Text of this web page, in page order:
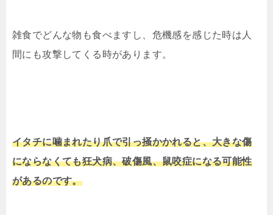
雑食でどんな物も食べますし、危機感を感じた時は人
間にも攻撃してくる時があります。
イタチに噛まれたり爪で引っ掻かかれると、大きな傷
にならなくても狂犬病、破傷風、鼠咬症になる可能性
があるのです。